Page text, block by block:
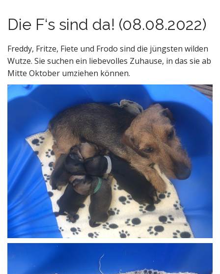
tDie F‘s sind da! (08.08.2022)
Freddy, Fritze, Fiete und Frodo sind die jüngsten wilden
Wutze. Sie suchen ein liebevolles Zuhause, in das sie ab
Mitte Oktober umziehen können.